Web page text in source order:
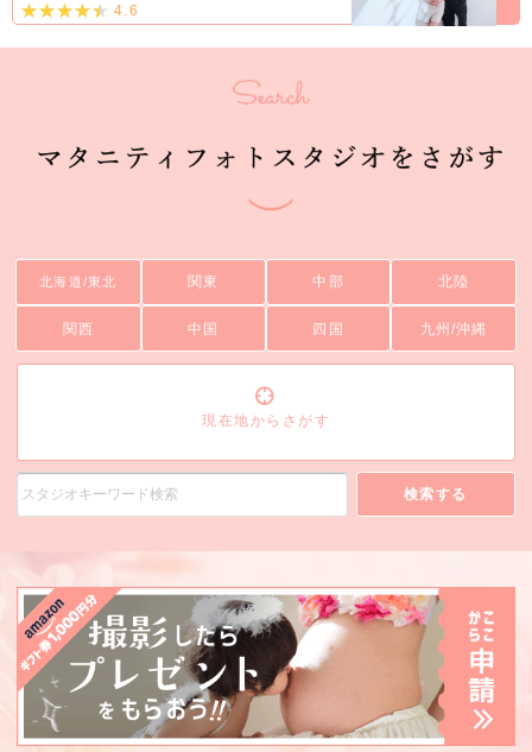
4.6
北海道/東北 関東 中部 北陸
関西 中国 四国 九州/沖縄
現在地からさがす
検索する